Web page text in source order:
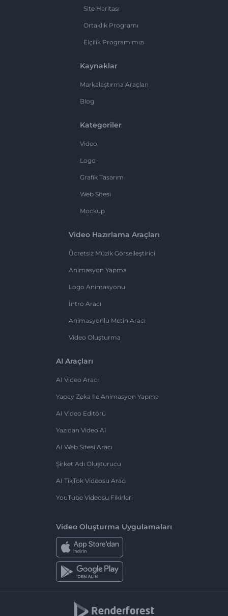
Site Haritası
Ortaklık Programı
Elçilik Programımızı
Kaynaklar
Markalaştırma Araçları
Blog
Kategoriler
Video
Logo
Grafik Tasarım
Web Sitesi
Mockup
Video Hazırlama Araçları
Ücretsiz Müzik Görselleştirici
Animasyon Yapma
Logo Animasyonu
İntro Aracı
Animasyonlu Metin Aracı
Video Oluşturma
AI Araçları
AI Video Aracı
Yapay Zeka Ile Animasyon Yapma
AI Video Editörü
Yazıdan Video AI
AI Web Sitesi Aracı
Şirket Adı Oluşturucu
AI TikTok Videosu Aracı
YouTube Videosu Fikirleri
Video Oluşturma Uygulamaları